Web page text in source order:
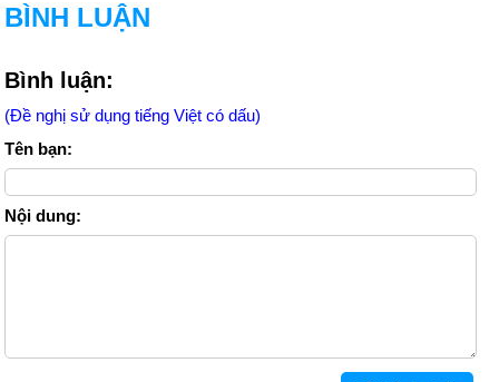
BÌNH LUẬN
Bình luận:
(Đề nghị sử dụng tiếng Việt có dấu)
Tên bạn:
Nội dung: